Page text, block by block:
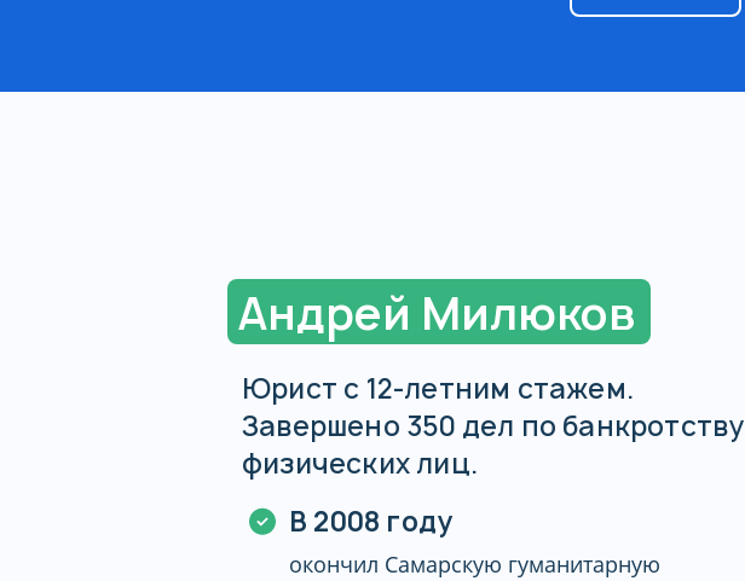
Андрей Милюков
Юрист с 12-летним стажем.
Завершено 350 дел по банкротству
физических лиц.
В 2008 году
окончил Самарскую гуманитарную